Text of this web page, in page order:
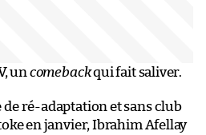
un comebackqui fait saliver.
ré-adaptation et sans club
en janvier, Ibrahim Afellay